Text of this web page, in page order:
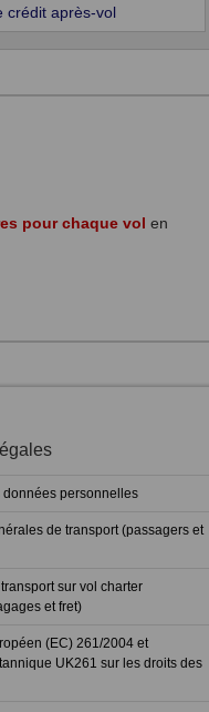
crédit après-vol
pour chaque vol en
données personnelles
de transport (passagers et
sur vol charter
et fret)
(EC) 261/2004 et
UK261 sur les droits des